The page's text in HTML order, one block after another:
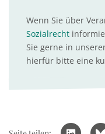
Wenn Sie über
Sozialrecht
Sie gerne in
hierfür bitte eine